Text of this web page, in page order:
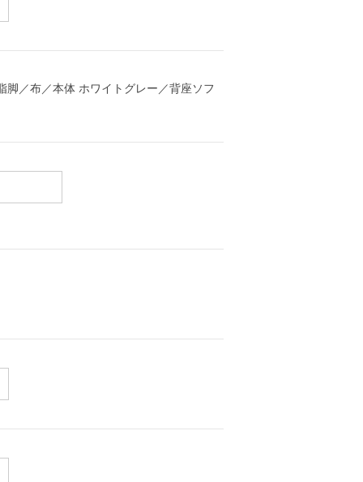
／布／本体 ホワイトグレー／背座ソフ